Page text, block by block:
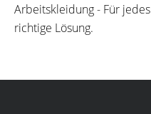
Arbeitskleidung - Für
richtige Lösung.